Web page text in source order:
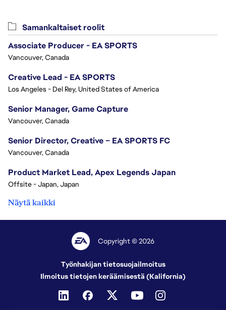
Samankaltaiset roolit
Associate Producer - EA SPORTS
Vancouver, Canada
Creative Lead - EA SPORTS
Los Angeles - Del Rey, United States of America
Senior Manager, Game Capture
Vancouver, Canada
Senior Director, Creative – EA SPORTS FC
Vancouver, Canada
Product Market Lead, Apex Legends Japan
Offsite - Japan, Japan
Näytä kaikki
Copyright © 2026
Työnhakijan tietosuojailmoitus
Ilmoitus tietojen keräämisestä (Kalifornia)